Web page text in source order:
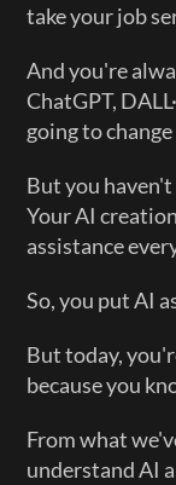
take your job
And you're
ChatGPT,
going to
But you
Your AI
assistance
So, you put AI
But today,
because you
From what
understand AI